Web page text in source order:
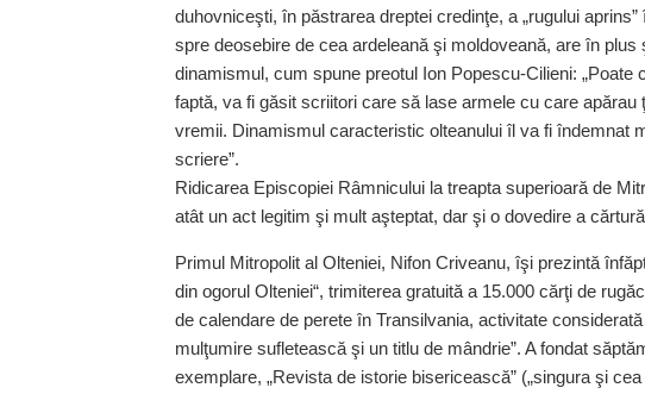
duhovniceşti, în păstrarea dreptei credinţe, a „rugului
spre deosebire de cea ardeleană şi moldoveană, are în
dinamismul, cum spune preotul Ion Popescu-Cilieni:
faptă, va fi găsit scriitori care să lase armele cu care
vremii. Dinamismul caracteristic olteanului îl va fi îndemnat
scriere”.
Ridicarea Episcopiei Râmnicului la treapta superioară de
atât un act legitim şi mult aşteptat, dar şi o dovedire a
Primul Mitropolit al Olteniei, Nifon Criveanu, îşi prezintă
din ogorul Olteniei“, trimiterea gratuită a 15.000 cărţi de
de calendare de perete în Transilvania, activitate
mulţumire sufletească şi un titlu de mândrie”. A fondat
exemplare, „Revista de istorie bisericească” („singura şi